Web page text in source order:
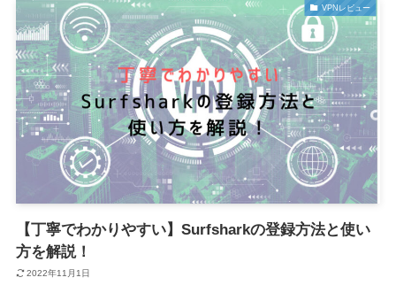
VPNレビュー
【丁寧でわかりやすい】Surfsharkの登録方法と使い
方を解説！
2022年11月1日